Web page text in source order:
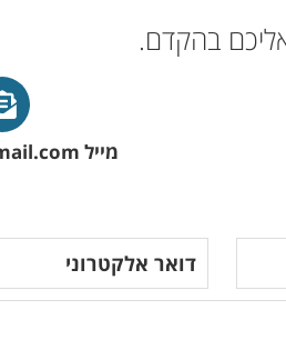
בהקדם.
מייל milkado@gmail.com